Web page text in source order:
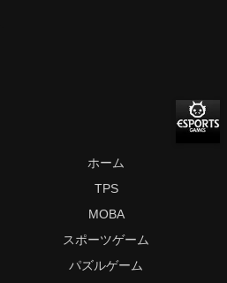
ホーム
TPS
MOBA
スポーツゲーム
パズルゲーム